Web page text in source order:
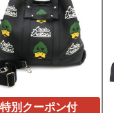
特別クーポン付